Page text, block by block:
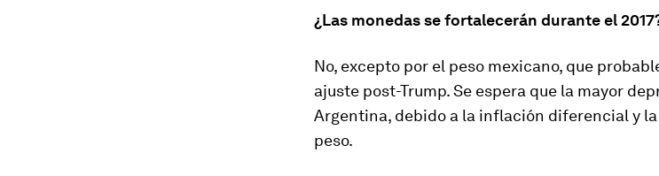
¿Las monedas se fortalecerán durante el
No, excepto por el peso mexicano, que
ajuste post-Trump. Se espera que la mayor
Argentina, debido a la inflación diferencial y
peso.